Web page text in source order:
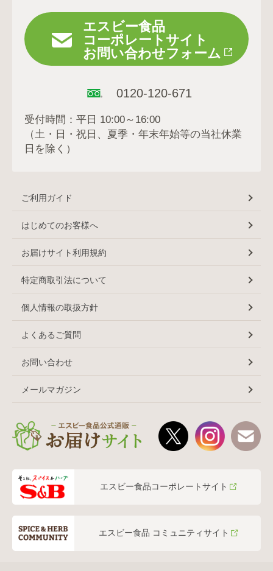
エスビー食品
コーポレートサイト
お問い合わせフォーム
0120-120-671
受付時間：平日 10:00～16:00
（土・日・祝日、夏季・年末年始等の当社休業
日を除く）
ご利用ガイド
はじめてのお客様へ
お届けサイト利用規約
特定商取引法について
個人情報の取扱方針
よくあるご質問
お問い合わせ
メールマガジン
エスビー食品コーポレートサイト
エスビー食品 コミュニティサイト